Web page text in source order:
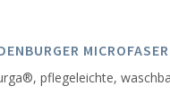
pflegeleichte,